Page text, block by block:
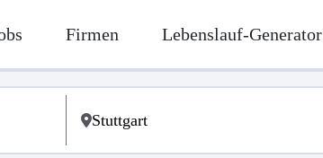
Firmen Lebenslauf-Generator